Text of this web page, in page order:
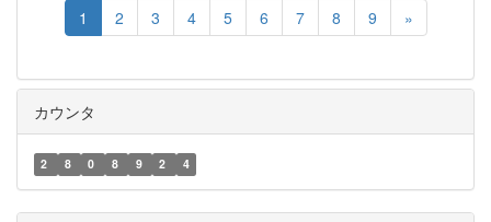
1 2 3 4 5 6 7 8 9 »
カウンタ
2 8 0 8 9 2 4